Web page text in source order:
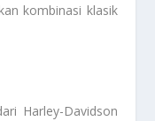
kombinasi klasik
Harley-Davidson